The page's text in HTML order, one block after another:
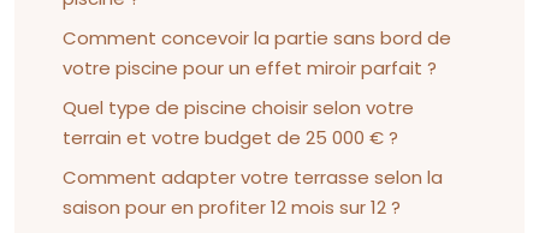
Comment concevoir la partie sans bord de
votre piscine pour un effet miroir parfait ?
Quel type de piscine choisir selon votre
terrain et votre budget de 25 000 € ?
Comment adapter votre terrasse selon la
saison pour en profiter 12 mois sur 12 ?